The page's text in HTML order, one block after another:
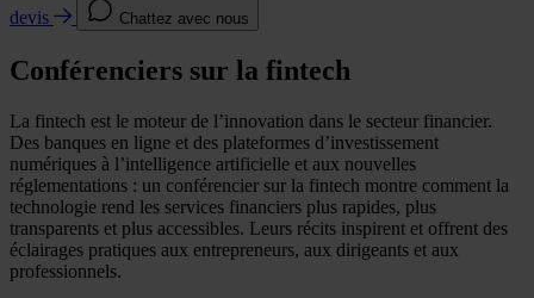
devis
Chattez avec nous
Conférenciers sur la fintech
La fintech est le moteur de l’innovation dans le secteur financier.
Des banques en ligne et des plateformes d’investissement
numériques à l’intelligence artificielle et aux nouvelles
réglementations : un conférencier sur la fintech montre comment la
technologie rend les services financiers plus rapides, plus
transparents et plus accessibles. Leurs récits inspirent et offrent des
éclairages pratiques aux entrepreneurs, aux dirigeants et aux
professionnels.